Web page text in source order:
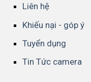
Liên hệ
Khiếu nại - góp ý
Tuyển dụng
Tin Tức camera